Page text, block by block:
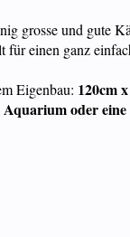
grosse und gute
für einen ganz
Eigenbau: 120cm
oder eine